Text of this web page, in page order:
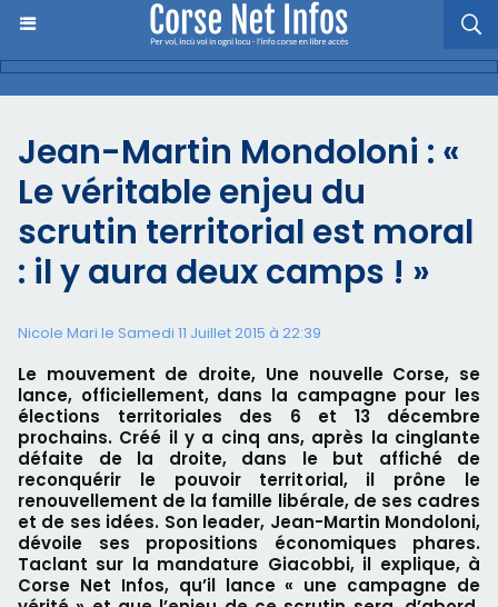
Jean-Martin Mondoloni : «
Le véritable enjeu du
scrutin territorial est moral
: il y aura deux camps ! »
Nicole Mari le Samedi 11 Juillet 2015 à 22:39
Le mouvement de droite, Une nouvelle Corse, se
lance, officiellement, dans la campagne pour les
élections territoriales des 6 et 13 décembre
prochains. Créé il y a cinq ans, après la cinglante
défaite de la droite, dans le but affiché de
reconquérir le pouvoir territorial, il prône le
renouvellement de la famille libérale, de ses cadres
et de ses idées. Son leader, Jean-Martin Mondoloni,
dévoile ses propositions économiques phares.
Taclant sur la mandature Giacobbi, il explique, à
Corse Net Infos, qu’il lance « une campagne de